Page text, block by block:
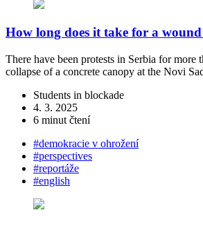
How long does it take for a
There have been protests in Serbia for more
collapse of a concrete canopy at the Novi
Students in blockade
4. 3. 2025
6 minut čtení
#demokracie v ohrožení
#perspectives
#reportáže
#english